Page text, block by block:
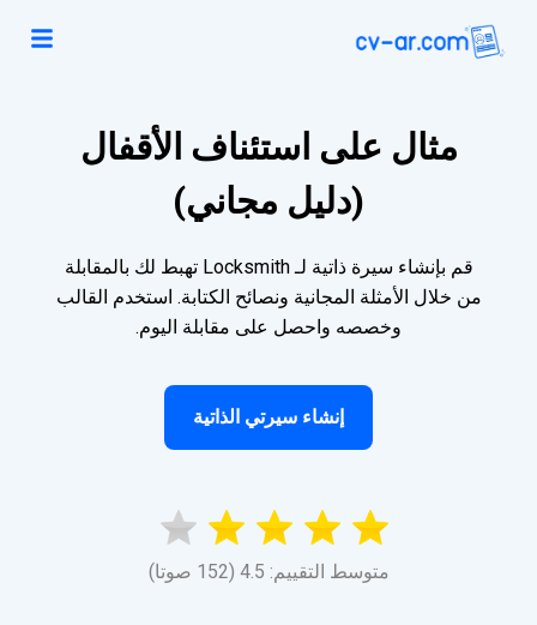
مثال على استئناف الأقفال
(دليل مجاني)
قم بإنشاء سيرة ذاتية لـ Locksmith تهبط لك بالمقابلة
من خلال الأمثلة المجانية ونصائح الكتابة. استخدم القالب
وخصصه واحصل على مقابلة اليوم.
إنشاء سيرتي الذاتية
متوسط التقييم: 4.5 (152 صوتا)